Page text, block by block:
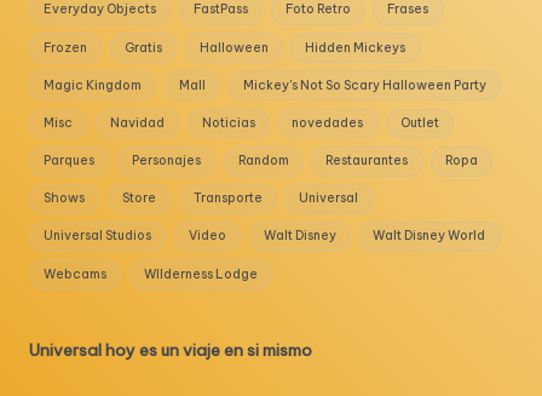
Everyday Objects FastPass Foto Retro Frases
Frozen Gratis Halloween Hidden Mickeys
Magic Kingdom Mall Mickey's Not So Scary Halloween Party
Misc Navidad Noticias novedades Outlet
Parques Personajes Random Restaurantes Ropa
Shows Store Transporte Universal
Universal Studios Video Walt Disney Walt Disney World
Webcams WIlderness Lodge
Universal hoy es un viaje en si mismo